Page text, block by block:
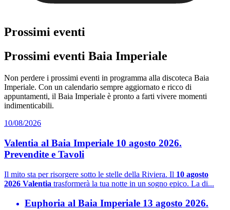
Prossimi eventi
Prossimi eventi Baia Imperiale
Non perdere i prossimi eventi in programma alla discoteca Baia
Imperiale. Con un calendario sempre aggiornato e ricco di
appuntamenti, il Baia Imperiale è pronto a farti vivere momenti
indimenticabili.
10/08/2026
Valentia al Baia Imperiale 10 agosto 2026.
Prevendite e Tavoli
Il mito sta per risorgere sotto le stelle della Riviera. Il 10 agosto
2026 Valentia trasformerà la tua notte in un sogno epico. La di...
Euphoria al Baia Imperiale 13 agosto 2026.